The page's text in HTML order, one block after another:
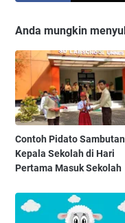
Anda mungkin
Contoh Pidato Sambutan
Kepala Sekolah di Hari
Pertama Masuk Sekolah